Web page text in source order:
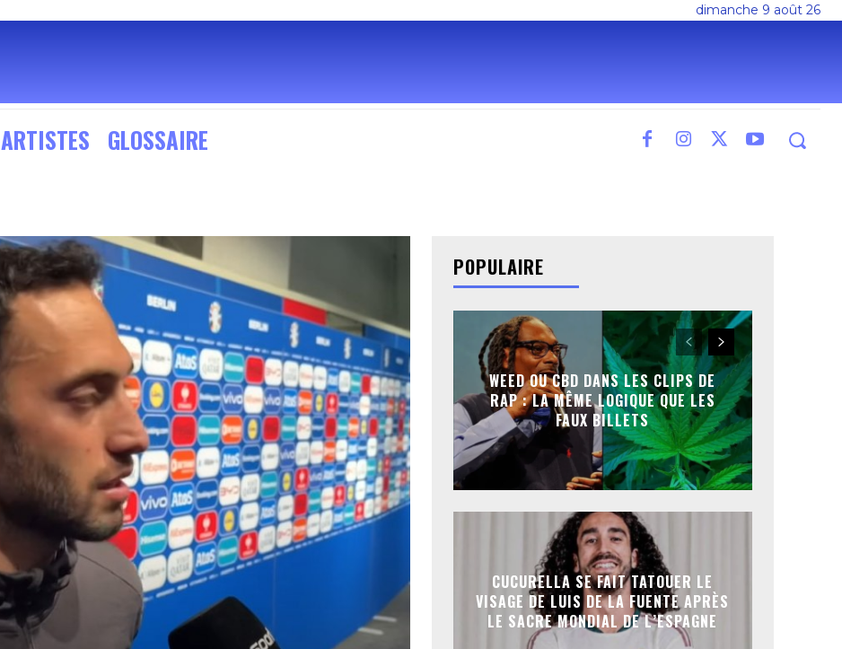
dimanche 9 août 26
ARTISTES GLOSSAIRE
POPULAIRE
WEED OU CBD DANS LES CLIPS DE
RAP : LA MÊME LOGIQUE QUE LES
FAUX BILLETS
CUCURELLA SE FAIT TATOUER LE
VISAGE DE LUIS DE LA FUENTE APRÈS
LE SACRE MONDIAL DE L’ESPAGNE